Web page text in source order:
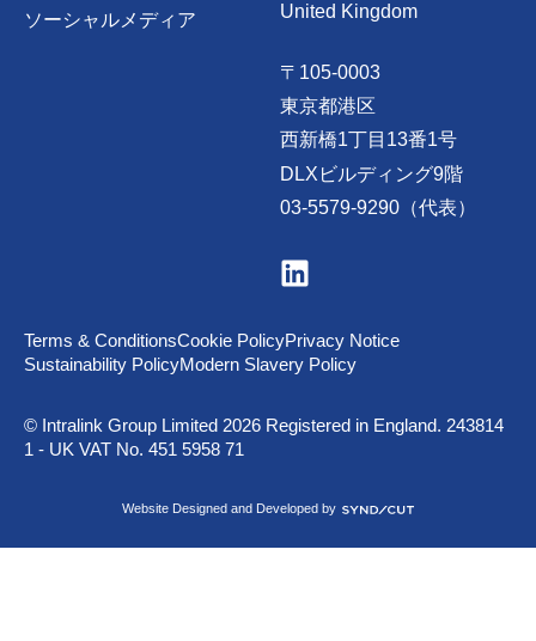
ソーシャルメディア
United Kingdom
〒105-0003
東京都港区
西新橋1丁目13番1号
DLXビルディング9階
03-5579-9290（代表）
V
i
t
u
n
L
e
I
© Intralink Group Limited 2026 Registered in England. 243814
1 - UK VAT No. 451 5958 71
Terms & ConditionsCookie PolicyPrivacy Notice
Sustainability PolicyModern Slavery Policy
Website Designed and Developed by S
n